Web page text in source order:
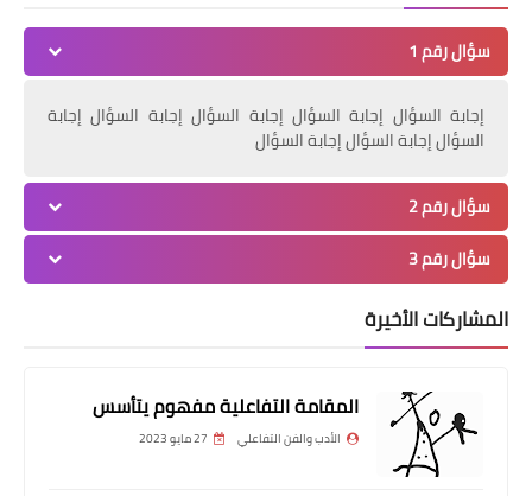
سؤال رقم 1
إجابة السؤال إجابة السؤال إجابة السؤال إجابة السؤال إجابة
السؤال إجابة السؤال إجابة السؤال
سؤال رقم 2
سؤال رقم 3
المشاركات الأخيرة
المقامة التفاعلية مفهوم يتأسس
الأدب والفن التفاعلي 27 مايو 2023